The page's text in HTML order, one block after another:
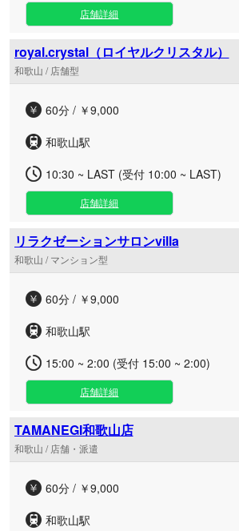
店舗詳細
royal.crystal（ロイヤルクリスタル）
和歌山 / 店舗型
60分 / ￥9,000
和歌山駅
10:30 ~ LAST (受付 10:00 ~ LAST)
店舗詳細
リラクゼーションサロンvilla
和歌山 / マンション型
60分 / ￥9,000
和歌山駅
15:00 ~ 2:00 (受付 15:00 ~ 2:00)
店舗詳細
TAMANEGI和歌山店
和歌山 / 店舗・派遣
60分 / ￥9,000
和歌山駅